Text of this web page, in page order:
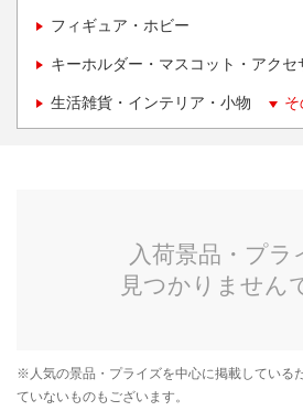
フィギュア・ホビー
キーホルダー・マスコット・アクセ
生活雑貨・インテリア・小物